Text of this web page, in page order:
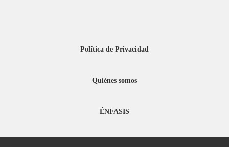
Política de Privacidad
Quiénes somos
ÉNFASIS